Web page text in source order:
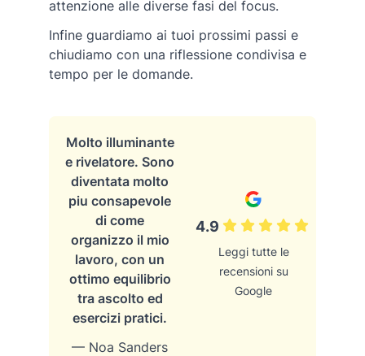
attenzione alle diverse fasi del focus.
Infine guardiamo ai tuoi prossimi passi e
chiudiamo con una riflessione condivisa e
tempo per le domande.
Molto illuminante
e rivelatore. Sono
diventata molto
piu consapevole
di come
organizzo il mio
lavoro, con un
ottimo equilibrio
tra ascolto ed
esercizi pratici.
— Noa Sanders
4.9
Leggi tutte le
recensioni su
Google